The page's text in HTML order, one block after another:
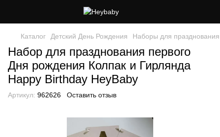
Каталог Детский День Рождения Наборы для
Набор для празднования первого
Дня рождения Колпак и Гирлянда
Happy Birthday HeyBaby
Артикул: 962626 Оставить отзыв